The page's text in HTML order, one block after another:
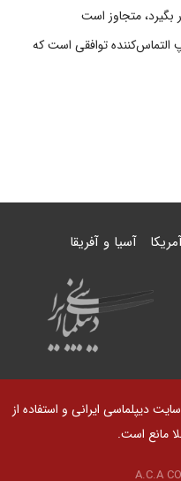
بگیرد، متجاوز است
التماس‌کننده توافقی است که
آسیا و آفریقا
دیپلماسی ایرانی و استفاده از
مانع است.
A.C.A CO